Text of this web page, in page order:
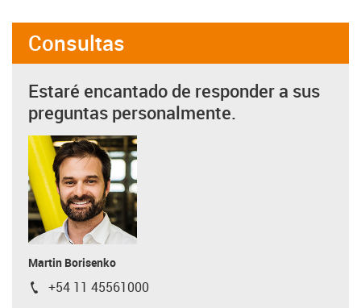
Consultas
Estaré encantado de responder a sus
preguntas personalmente.
Martin Borisenko
igus-icon-phone
+54 11 45561000